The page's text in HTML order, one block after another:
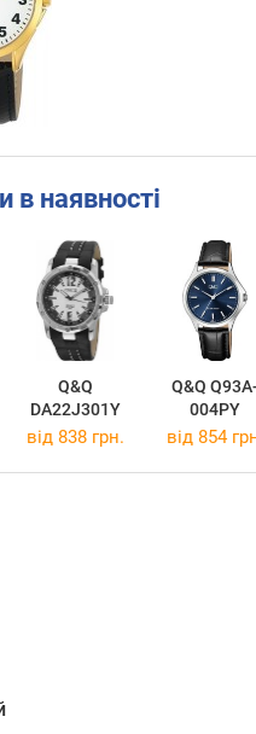
наявності
Q&Q
DA22J301Y
Q&Q
004PY
від 838 грн. від 854